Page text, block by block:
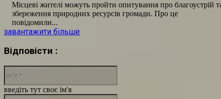
Місцеві жителі можуть пройти опитування про благоустрій
збереження природних ресурсів громади. Про це
повідомили...
завантажити більше
Відповісти :
введіть тут своє ім'я